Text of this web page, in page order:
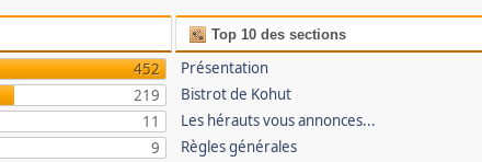
452
219
11
9
Top 10 des sections
Présentation
Bistrot de Kohut
Les hérauts vous annonces...
Règles générales